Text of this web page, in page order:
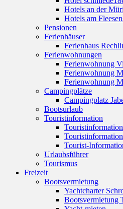
Hotels an der
Hotels am
Pensionen
Ferienhäuser
Ferienhaus
Ferienwohnungen
Ferienwohnung
Ferienwohnung
Ferienwohnung
Campingplätze
Campingplatz
Bootsurlaub
Touristinformation
Touristinformation
Tourist-
Urlaubsführer
Tourismus
Freizeit
Bootsvermietung
Yachtcharter
Bootsvermietung